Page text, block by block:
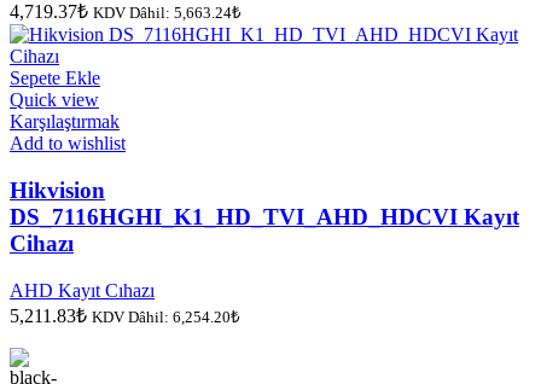
4,719.37₺ KDV Dâhil: 5,663.24₺
Sepete Ekle
Quick view
Karşılaştırmak
Add to wishlist
Hikvision
DS_7116HGHI_K1_HD_TVI_AHD_HDCVI Kayıt
Cihazı
AHD Kayıt Cıhazı
5,211.83₺ KDV Dâhil: 6,254.20₺